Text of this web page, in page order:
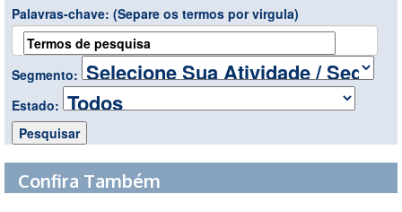
Palavras-chave: (Separe os termos por virgula)
Segmento:
Estado:
Confira Também